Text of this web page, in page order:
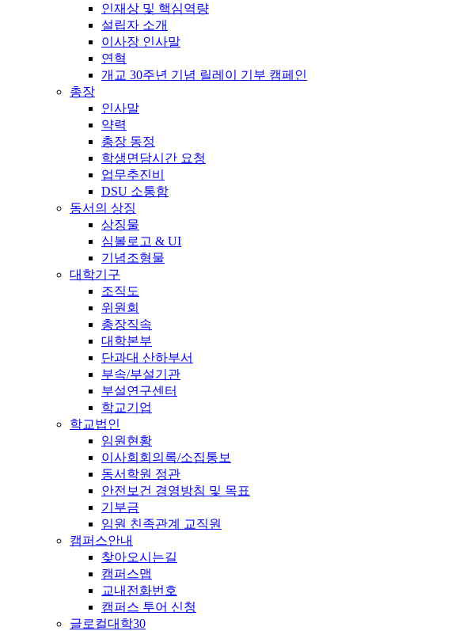
인재상 및 핵심역량
설립자 소개
이사장 인사말
연혁
개교 30주년 기념 릴레이 기부 캠페인
총장
인사말
약력
총장 동정
학생면담시간 요청
업무추진비
DSU 소통함
동서의 상징
상징물
심볼로고 & UI
기념조형물
대학기구
조직도
위원회
총장직속
대학본부
단과대 산하부서
부속/부설기관
부설연구센터
학교기업
학교법인
임원현황
이사회회의록/소집통보
동서학원 정관
안전보건 경영방침 및 목표
기부금
임원 친족관계 교직원
캠퍼스안내
찾아오시는길
캠퍼스맵
교내전화번호
캠퍼스 투어 신청
글로컬대학30